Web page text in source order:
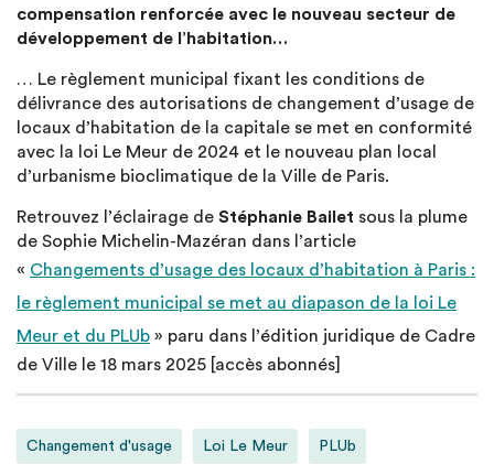
compensation renforcée avec le nouveau secteur de
développement de l’habitation…
… Le règlement municipal fixant les conditions de
délivrance des autorisations de changement d’usage de
locaux d’habitation de la capitale se met en conformité
avec la loi Le Meur de 2024 et le nouveau plan local
d’urbanisme bioclimatique de la Ville de Paris.
Retrouvez l’éclairage de Stéphanie Bailet sous la plume
de Sophie Michelin-Mazéran dans l’article
« Changements d’usage des locaux d’habitation à Paris :
le règlement municipal se met au diapason de la loi Le
Meur et du PLUb » paru dans l’édition juridique de Cadre
de Ville le 18 mars 2025 [accès abonnés]
Changement d'usage Loi Le Meur PLUb